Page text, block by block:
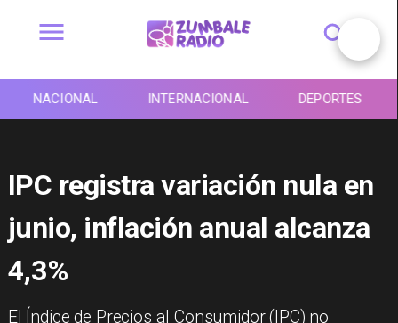
INTERNACIONAL DEPORTES TENDENCIAS
IPC registra variación nula en
junio, inflación anual alcanza
4,3%
El Índice de Precios al Consumidor (IPC) no